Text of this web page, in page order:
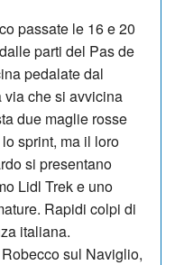
passate le 16 e 20
parti del Pas de
pedalate dal
via che si avvicina
due maglie rosse
sprint, ma il loro
si presentano
Lidl Trek e uno
Rapidi colpi di
italiana.
sul Naviglio,